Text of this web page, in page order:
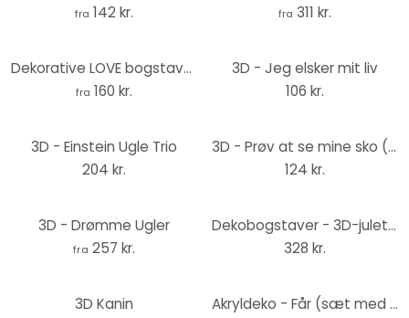
fra 142 kr. fra 311 kr.
Dekorative LOVE bogstaver i akrylglas
fra 160 kr.
3D - Jeg elsker mit liv
106 kr.
3D - Einstein Ugle Trio
204 kr.
3D - Prøv at se mine sko (engelsk)
124 kr.
3D - Drømme Ugler
fra 257 kr.
Dekobogstaver - 3D-juletræ sæt (4-dele)
328 kr.
3D Kanin
Akryldeko - Får (sæt med 4)